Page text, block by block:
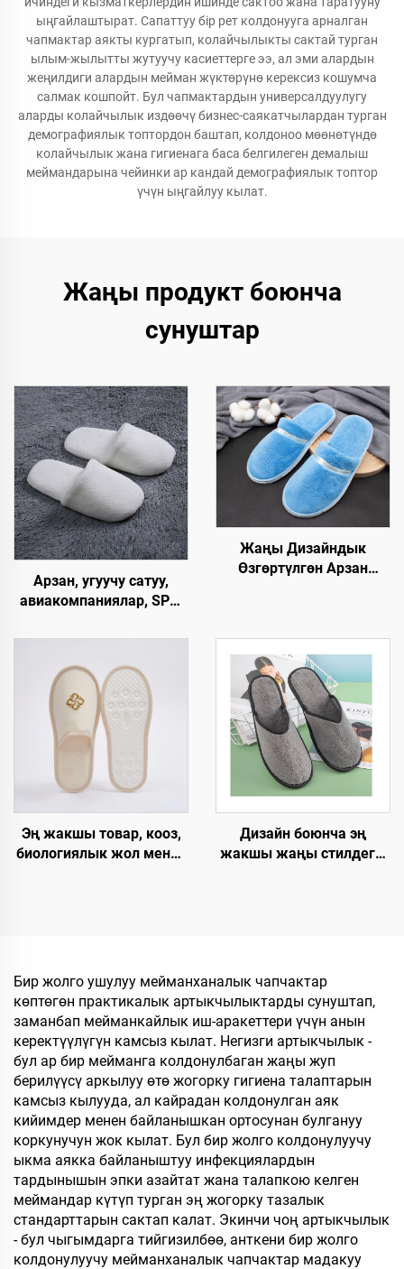
ыңгайлаштырат. Сапаттуу бір рет колдонууга арналган
чапмактар аякты кургатып, колайчылыкты сактай турган
ылым-жылытты жутуучу касиеттерге ээ, ал эми алардын
жеңилдиги алардын мейман жүктөрүнө керексиз кошумча
салмак кошпойт. Бул чапмактардын универсалдуулугу
аларды колайчылык издөөчү бизнес-саякатчылардан турган
демографиялык топтордон баштап, колдоноо мөөнөтүндө
колайчылык жана гигиенага баса белгилеген демалыш
меймандарына чейинки ар кандай демографиялык топтор
үчүн ыңгайлуу кылат.
Жаңы продукт боюнча
сунуштар
Арзан, угуучу сатуу,
авиакомпаниялар, SPA,
үчүн, колдонулгандан
жумшак, ыңгайлуу
панчык, мейманхана
бөлмөлөрү үчүн
Жаңы Дизайндык
Өзгөртүлгөн Арзан
Авиакомпаниялар үчүн
Мейманкана үчүн
Эң жакшы товар, кооз,
биологиялык жол менен
мейманхана жана
авиакомпаниялар үчүн
жеке логотип менен
Дизайн боюнча эң
жакшы жаңы стилдеги,
арналган, мейманхана
үчүн жана
авиакомпаниялар үчүн
шлепкилер
Бир жолго ушулуу мейманханалык чапчактар
көптөгөн практикалык артыкчылыктарды сунуштап,
заманбап мейманкайлык иш-аракеттери үчүн анын
керектүүлүгүн камсыз кылат. Негизги артыкчылык -
бул ар бир мейманга колдонулбаган жаңы жуп
берилүүсү аркылуу өтө жогорку гигиена талаптарын
камсыз кылууда, ал кайрадан колдонулган аяк
кийимдер менен байланышкан ортосунан булгануу
коркунучун жок кылат. Бул бир жолго колдонулуучу
ыкма аякка байланыштуу инфекциялардын
тардынышын эпки азайтат жана талапкою келген
меймандар күтүп турган эң жогорку тазалык
стандарттарын сактап калат. Экинчи чоң артыкчылык
- бул чыгымдарга тийгизилбөө, анткени бир жолго
колдонулуучу мейманханалык чапчактар мадакуу